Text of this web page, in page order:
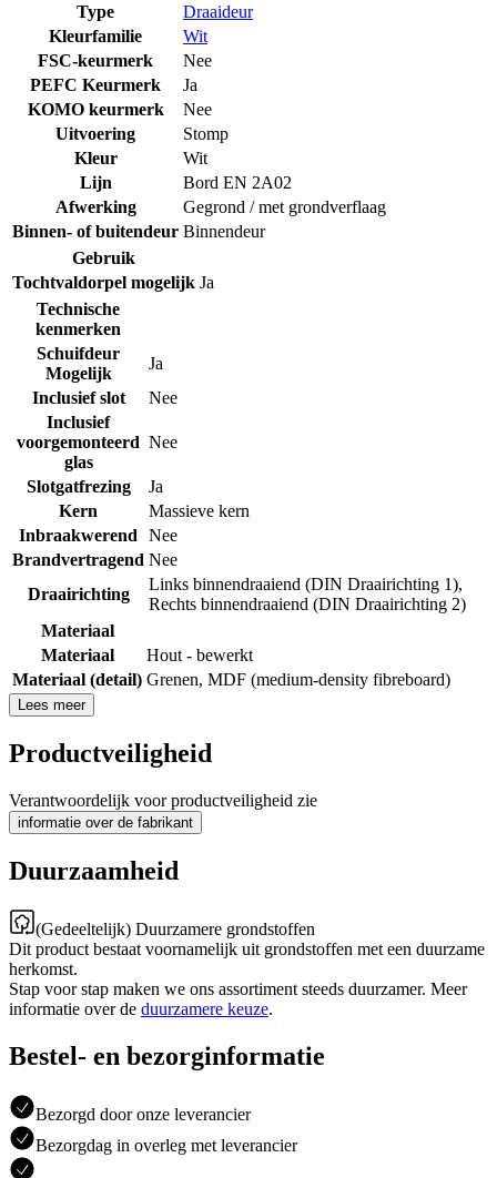
Type
Draaideur
Kleurfamilie
Wit
FSC-keurmerk
Nee
PEFC Keurmerk
Ja
KOMO keurmerk
Nee
Uitvoering
Stomp
Kleur
Wit
Lijn
Bord EN 2A02
Afwerking
Gegrond / met grondverflaag
Binnen- of buitendeur Binnendeur
Gebruik
Tochtvaldorpel mogelijk Ja
Technische
kenmerken
Schuifdeur
Mogelijk
Ja
Inclusief slot
Nee
Inclusief
voorgemonteerd
glas
Nee
Slotgatfrezing
Ja
Kern
Massieve kern
Inbraakwerend Nee
Brandvertragend Nee
Draairichting
Links binnendraaiend (DIN Draairichting 1),
Rechts binnendraaiend (DIN Draairichting 2)
Materiaal
Materiaal
Hout - bewerkt
Materiaal (detail) Grenen, MDF (medium-density fibreboard)
Lees meer
Productveiligheid
Verantwoordelijk voor productveiligheid zie
informatie over de fabrikant
Duurzaamheid
(Gedeeltelijk) Duurzamere grondstoffen
Dit product bestaat voornamelijk uit grondstoffen met een duurzame
herkomst.
Stap voor stap maken we ons assortiment steeds duurzamer. Meer
informatie over de duurzamere keuze.
Bestel- en bezorginformatie
Bezorgd door onze leverancier
Bezorgdag in overleg met leverancier